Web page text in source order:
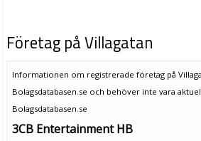
Företag på Villagatan
Informationen om registrerade företag på
Bolagsdatabasen.se och behöver inte vara
Bolagsdatabasen.se
3CB Entertainment HB